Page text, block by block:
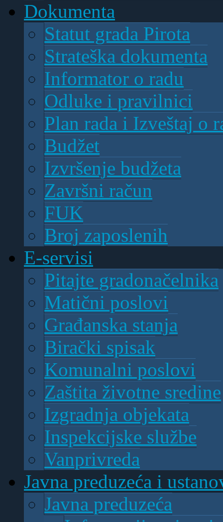
Dokumenta
Statut grada Pirota
Strateška dokumenta
Informator o radu
Odluke i pravilnici
Plan rada i Izveštaj o
Budžet
Izvršenje budžeta
Završni račun
FUK
Broj zaposlenih
E-servisi
Pitajte gradonačelnika
Matični poslovi
Građanska stanja
Birački spisak
Komunalni poslovi
Zaštita životne sredine
Izgradnja objekata
Inspekcijske službe
Vanprivreda
Javna preduzeća i
Javna preduzeća